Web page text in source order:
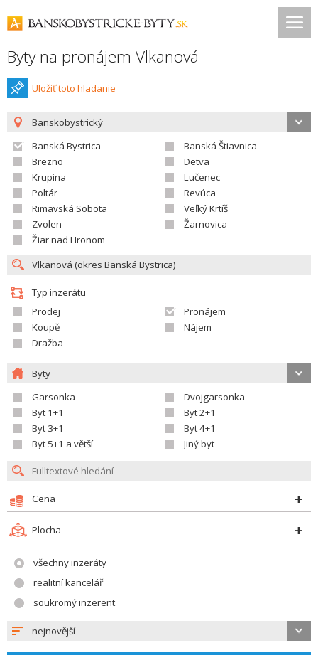
Byty na pronájem Vlkanová
Uložiť toto hladanie
Banskobystrický
Banská Bystrica
Banská Štiavnica
Brezno
Detva
Krupina
Lučenec
Poltár
Revúca
Rimavská Sobota
Veľký Krtíš
Zvolen
Žarnovica
Žiar nad Hronom
Typ inzerátu
Prodej
Pronájem
Koupě
Nájem
Dražba
Byty
Garsonka
Dvojgarsonka
Byt 1+1
Byt 2+1
Byt 3+1
Byt 4+1
Byt 5+1 a větší
Jiný byt
Cena
Plocha
všechny inzeráty
realitní kancelář
soukromý inzerent
nejnovější